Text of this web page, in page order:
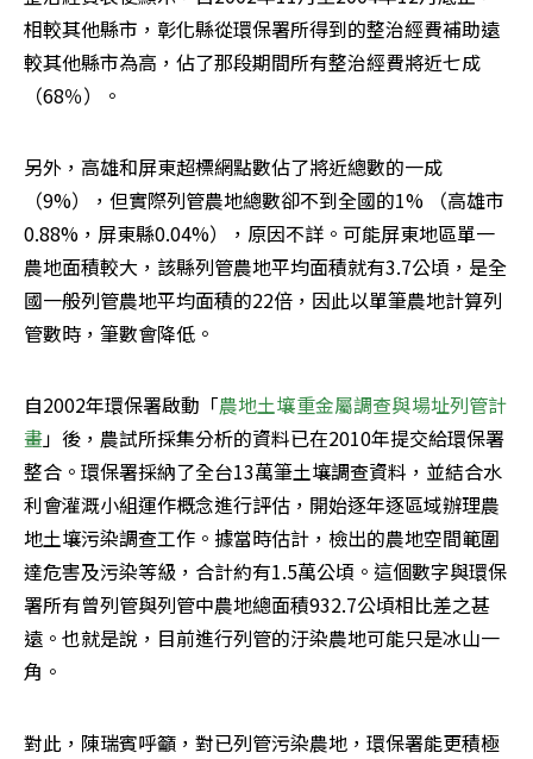
相較其他縣市，彰化縣從環保署所得到的整治經費補助遠
較其他縣市為高，佔了那段期間所有整治經費將近七成
（68％）。
另外，高雄和屏東超標網點數佔了將近總數的一成
（9%），但實際列管農地總數卻不到全國的1% （高雄市
0.88%，屏東縣0.04%），原因不詳。可能屏東地區單一
農地面積較大，該縣列管農地平均面積就有3.7公頃，是全
國一般列管農地平均面積的22倍，因此以單筆農地計算列
管數時，筆數會降低。
自2002年環保署啟動「農地土壤重金屬調查與場址列管計
畫」後，農試所採集分析的資料已在2010年提交給環保署
整合。環保署採納了全台13萬筆土壤調查資料，並結合水
利會灌溉小組運作概念進行評估，開始逐年逐區域辦理農
地土壤污染調查工作。據當時估計，檢出的農地空間範圍
達危害及污染等級，合計約有1.5萬公頃。這個數字與環保
署所有曾列管與列管中農地總面積932.7公頃相比差之甚
遠。也就是說，目前進行列管的汙染農地可能只是冰山一
角。
對此，陳瑞賓呼籲，對已列管污染農地，環保署能更積極